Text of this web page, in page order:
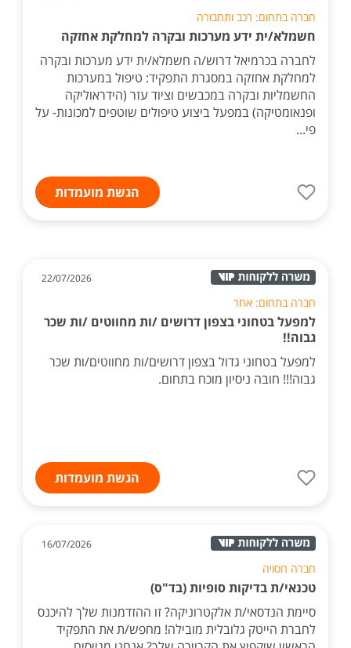
חברה בתחום: רכב ותחבורה
חשמלא/ית ידע מערכות ובקרה למחלקת אחזקה
לחברה בכרמיאל דרוש/ה חשמלא/ית ידע מערכות ובקרה
למחלקת אחזקה במסגרת התפקיד: טיפול במערכות
החשמליות ובקרה במכבשים וציוד עזר (הידראוליקה
ופנאומטיקה) במפעל ביצוע טיפולים שוטפים למכונות- על
פי...
הגשת מועמדות
22/07/2026
חברה בתחום: אחר
למפעל בטחוני בצפון דרושים /ות מחווטים /ות שכר
גבוה!!
למפעל בטחוני גדול בצפון דרושים/ות מחווטים/ות שכר
גבוה!!! חובה ניסיון מוכח בתחום.
הגשת מועמדות
16/07/2026
חברה חסויה
טכנאי/ת בדיקות סופיות (בד"ס)
סיימת הנדסאי/ת אלקטרוניקה? זו ההזדמנות שלך להיכנס
לחברת הייטק גלובלית מובילה! מחפש/ת את התפקיד